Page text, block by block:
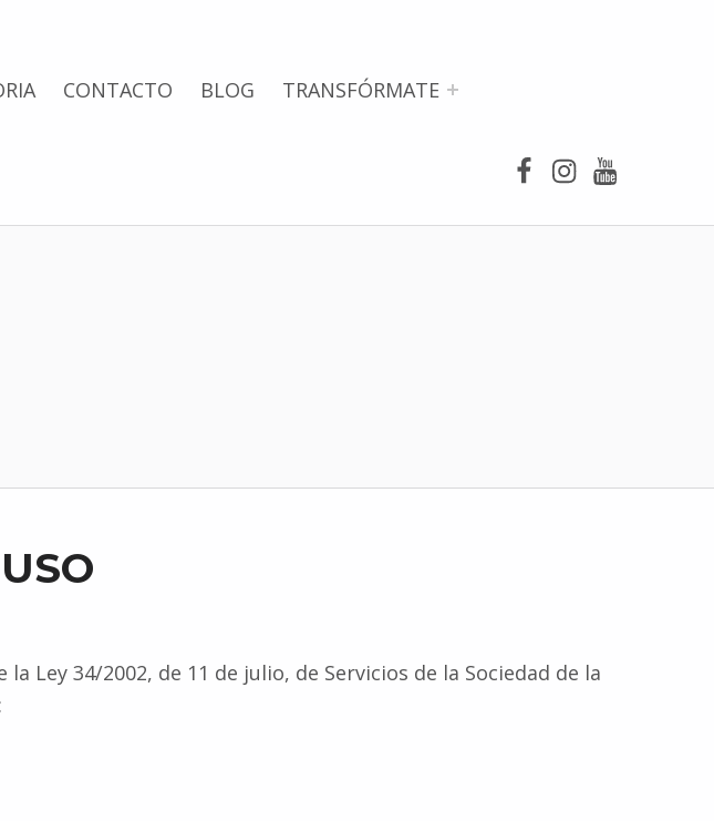
CONTACTO BLOG TRANSFÓRMATE
Ley 34/2002, de 11 de julio, de Servicios de la Sociedad de la